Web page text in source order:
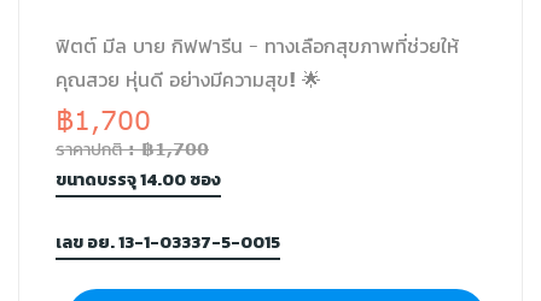
ฟิตต์ มีล บาย กิฟฟารีน - ทางเลือกสุขภาพที่ช่วยให้
คุณสวย หุ่นดี อย่างมีความสุข! 🌟
฿1,700
ราคาปกติ : ฿1,700
ขนาดบรรจุ 14.00 ซอง
เลข อย. 13-1-03337-5-0015